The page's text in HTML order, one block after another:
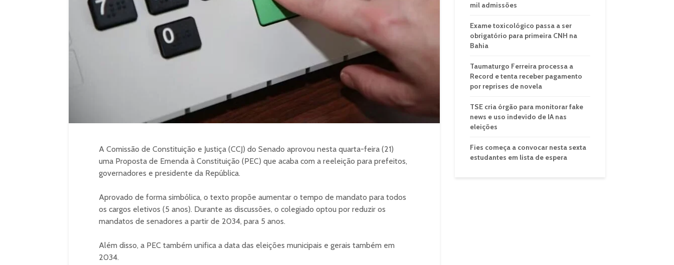
A Comissão de Constituição e Justiça (CCJ) do Senado aprovou nesta quarta-feira (21)
uma Proposta de Emenda à Constituição (PEC) que acaba com a reeleição para prefeitos,
governadores e presidente da República.
Aprovado de forma simbólica, o texto propõe aumentar o tempo de mandato para todos
os cargos eletivos (5 anos). Durante as discussões, o colegiado optou por reduzir os
mandatos de senadores a partir de 2034, para 5 anos.
Além disso, a PEC também unifica a data das eleições municipais e gerais também em
2034.
mil admissões
Exame toxicológico passa a ser
obrigatório para primeira CNH na
Bahia
Taumaturgo Ferreira processa a
Record e tenta receber pagamento
por reprises de novela
TSE cria órgão para monitorar fake
news e uso indevido de IA nas
eleições
Fies começa a convocar nesta sexta
estudantes em lista de espera